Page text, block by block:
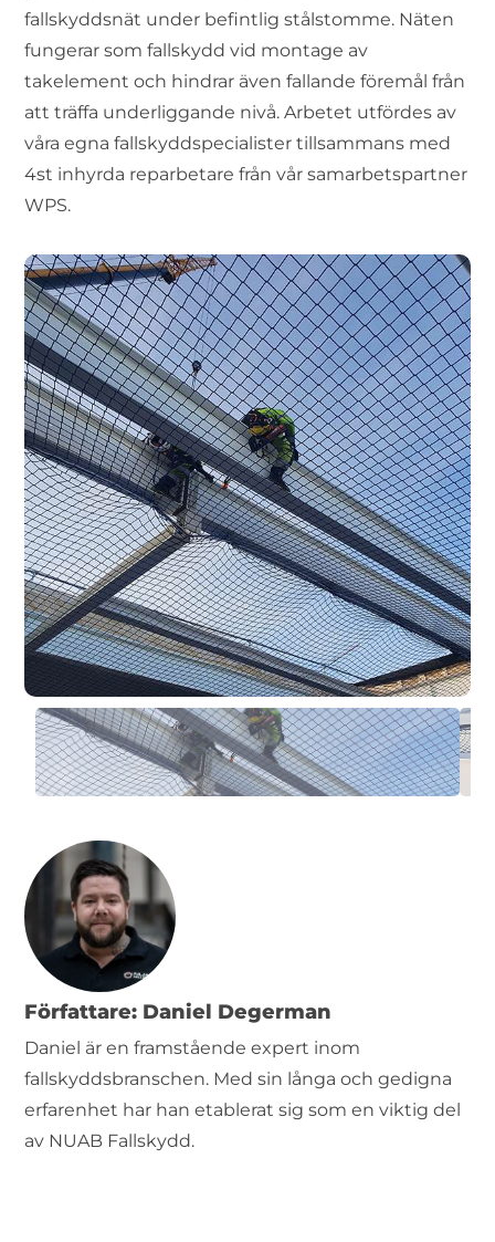
fallskyddsnät under befintlig stålstomme. Näten
fungerar som fallskydd vid montage av
takelement och hindrar även fallande föremål från
att träffa underliggande nivå. Arbetet utfördes av
våra egna fallskyddspecialister tillsammans med
4st inhyrda reparbetare från vår samarbetspartner
WPS.
Författare: Daniel Degerman
Daniel är en framstående expert inom
fallskyddsbranschen. Med sin långa och gedigna
erfarenhet har han etablerat sig som en viktig del
av NUAB Fallskydd.